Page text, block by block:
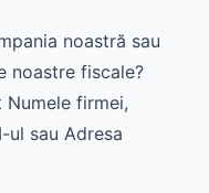
noastră sau
noastre fiscale?
firmei,
ul sau Adresa